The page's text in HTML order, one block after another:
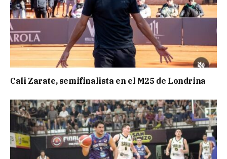
Cali Zarate, semifinalista en el M25 de Londrina